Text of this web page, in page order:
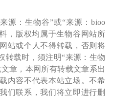
源：生物谷”或“来源：bioo
，版权均属于生物谷网站所
站或个人不得转载，否则将
转载时，须注明“来源：生物
章，本网所有转载文章系出
内容不代表本站立场。不希
们联系，我们将立即进行删